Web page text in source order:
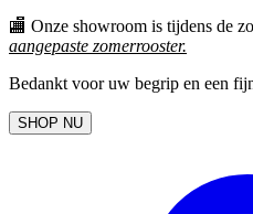
🏬 Onze showroom is tijdens de
aangepaste zomerrooster.
Bedankt voor uw begrip en een
SHOP NU